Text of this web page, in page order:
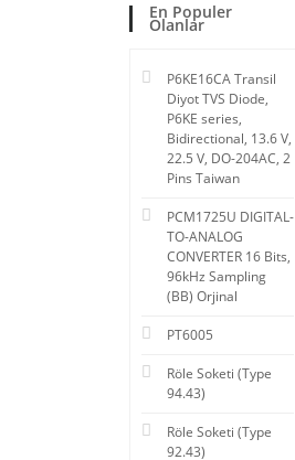
En Populer
Olanlar
P6KE16CA Transil
Diyot TVS Diode,
P6KE series,
Bidirectional, 13.6 V,
22.5 V, DO-204AC, 2
Pins Taiwan
PCM1725U DIGITAL-
TO-ANALOG
CONVERTER 16 Bits,
96kHz Sampling
(BB) Orjinal
PT6005
Röle Soketi (Type
94.43)
Röle Soketi (Type
92.43)